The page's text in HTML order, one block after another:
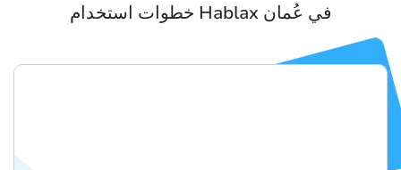
خطوات استخدام Hablax في عُمان